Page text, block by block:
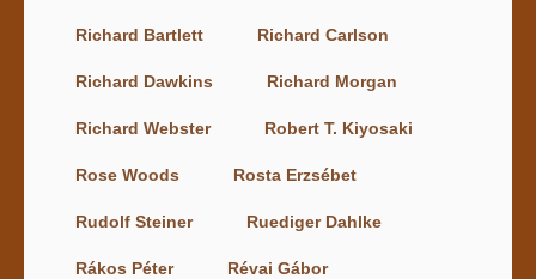
Richard Bartlett Richard Carlson
Richard Dawkins Richard Morgan
Richard Webster Robert T. Kiyosaki
Rose Woods Rosta Erzsébet
Rudolf Steiner Ruediger Dahlke
Rákos Péter Révai Gábor